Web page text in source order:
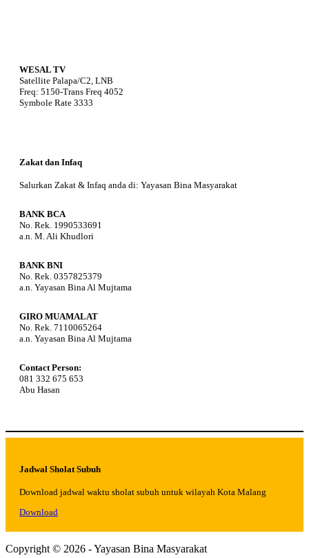
WESAL TV
Satellite Palapa/C2, LNB
Freq: 5150-Trans Freq 4052
Symbole Rate 3333
Zakat dan Infaq
Salurkan Zakat & Infaq anda di: Yayasan Bina Masyarakat
BANK BCA
No. Rek. 1990533691
a.n. M. Ali Khudlori
BANK BNI
No. Rek. 0357825379
a.n. Yayasan Bina Al Mujtama
GIRO MUAMALAT
No. Rek. 7110065264
a.n. Yayasan Bina Al Mujtama
Contact Person:
081 332 675 653
Abu Hasan
Jadwal Sholat Subuh
Download jadwal waktu sholat subuh untuk wilayah Kota Malang
Download
Copyright © 2026 - Yayasan Bina Masyarakat